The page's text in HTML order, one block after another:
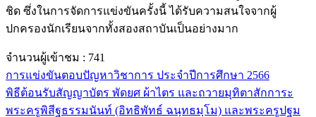
ชิด ซึ่งในการจัดการแข่งขันครั้งนี้ ได้รับความสนใจจากผู้
ปกครองนักเรียนจากทั้งสองสถาบันเป็นอย่างมาก
จำนวนผู้เข้าชม : 741
การแข่งขันตอบปัญหาวิชาการ ประจำปีการศึกษา 2566
พิธีต้อนรับสัญญาบัตร พัดยศ ผ้าไตร และถวายมุทิตาสักการะ
พระครูพิสีฐธรรมนันท์ (อิทธิพัทธ์ ฉนฺทธมฺโม) และพระครูปฐม